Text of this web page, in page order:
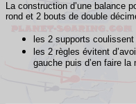
La construction d’une balance
rond et 2 bouts de double
les 2 supports
les 2 règles évitent
gauche puis d’en faire la